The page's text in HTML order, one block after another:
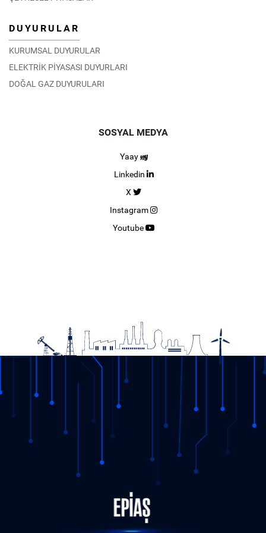
DUYURULAR
KURUMSAL DUYURULAR
ELEKTRİK PİYASASI DUYURLARI
DOĞAL GAZ DUYURULARI
SOSYAL MEDYA
Yaay
Linkedin
X
Instagram
Youtube